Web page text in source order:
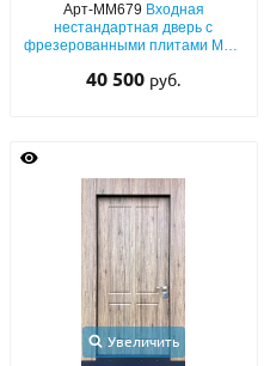
Арт-ММ679 Входная
нестандартная дверь с
фрезерованными плитами МДФ
неподвижным боковым
40 500 руб.
Увеличить